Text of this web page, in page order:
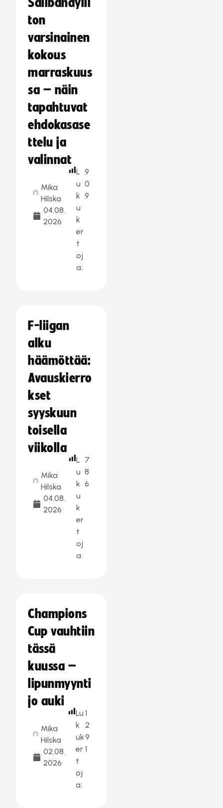
Salibandylii
ton
varsinainen
kokous
marraskuus
sa – näin
tapahtuvat
ehdokasase
ttelu ja
valinnat
Mika
Hilska
04.08.
2026
L
u
k
u
k
er
t
oj
a:
9
0
9
F-liigan
alku
häämöttää:
Avauskierro
kset
syyskuun
toisella
viikolla
Mika
Hilska
04.08.
2026
L
u
k
u
k
er
t
oj
a:
7
8
6
Champions
Cup vauhtiin
tässä
kuussa –
lipunmyynti
jo auki
Mika
Hilska
02.08.
2026
Lu
k
uk
er
t
oj
a:
1
2
9
1